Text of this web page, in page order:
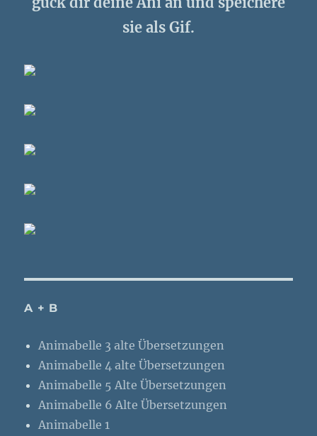
sie als Gif.
A + B
Animabelle 3 alte Übersetzungen
Animabelle 4 alte Übersetzungen
Animabelle 5 Alte Übersetzungen
Animabelle 6 Alte Übersetzungen
Animabelle 1